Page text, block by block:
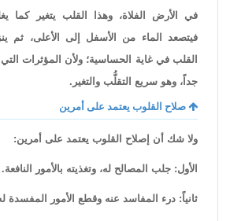
في الأرض الفلاة، وهذا القلب يتغير كما
فيتصعد الماء من الأسفل إلى الأعلى، ثم
القلب في غاية الحساسية؛ ولأن المؤثرات
جداً، وهو سريع التقلُّب والتغير.
صلاح القلوب يعتمد على أمرين
ولا شك أن إصلاح القلوب يعتمد على أمرين:
الأول: جلب المصالح له، وتغذيته بالأمور النافعة.
ثانياً: درء المفاسد عنه وقطع الأمور المفسدة